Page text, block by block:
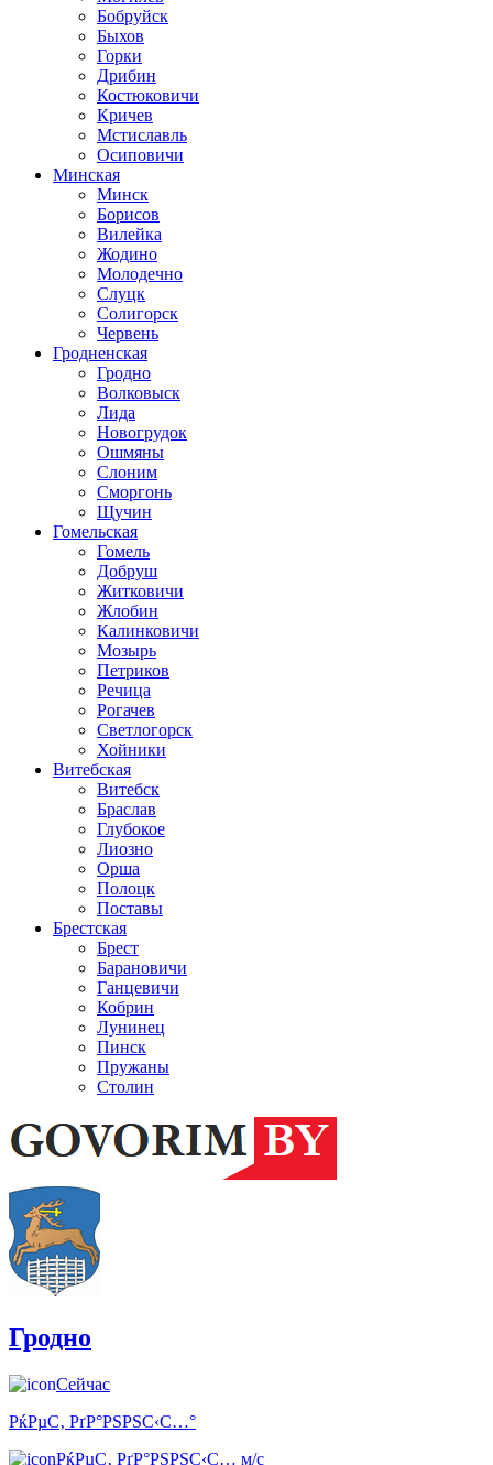
Бобруйск
Быхов
Горки
Дрибин
Костюковичи
Кричев
Мстиславль
Осиповичи
Минская
Минск
Борисов
Вилейка
Жодино
Молодечно
Слуцк
Солигорск
Червень
Гродненская
Гродно
Волковыск
Лида
Новогрудок
Ошмяны
Слоним
Сморгонь
Щучин
Гомельская
Гомель
Добруш
Житковичи
Жлобин
Калинковичи
Мозырь
Петриков
Речица
Рогачев
Светлогорск
Хойники
Витебская
Витебск
Браслав
Глубокое
Лиозно
Орша
Полоцк
Поставы
Брестская
Брест
Барановичи
Ганцевичи
Кобрин
Лунинец
Пинск
Пружаны
Столин
Гродно
Сейчас
РќРµС‚ РґР°РЅРЅС‹С…°
РќРµС‚ РґР°РЅРЅС‹С… м/с